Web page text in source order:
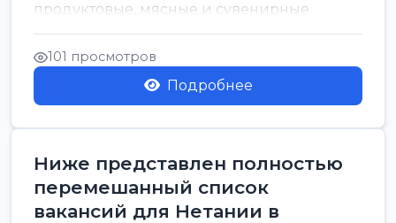
продуктовые, мясные и сувенирные
лавки<br />
Разнорабочий на сборку м...
101 просмотров
Подробнее
Ниже представлен полностью
перемешанный список
вакансий для Нетании в